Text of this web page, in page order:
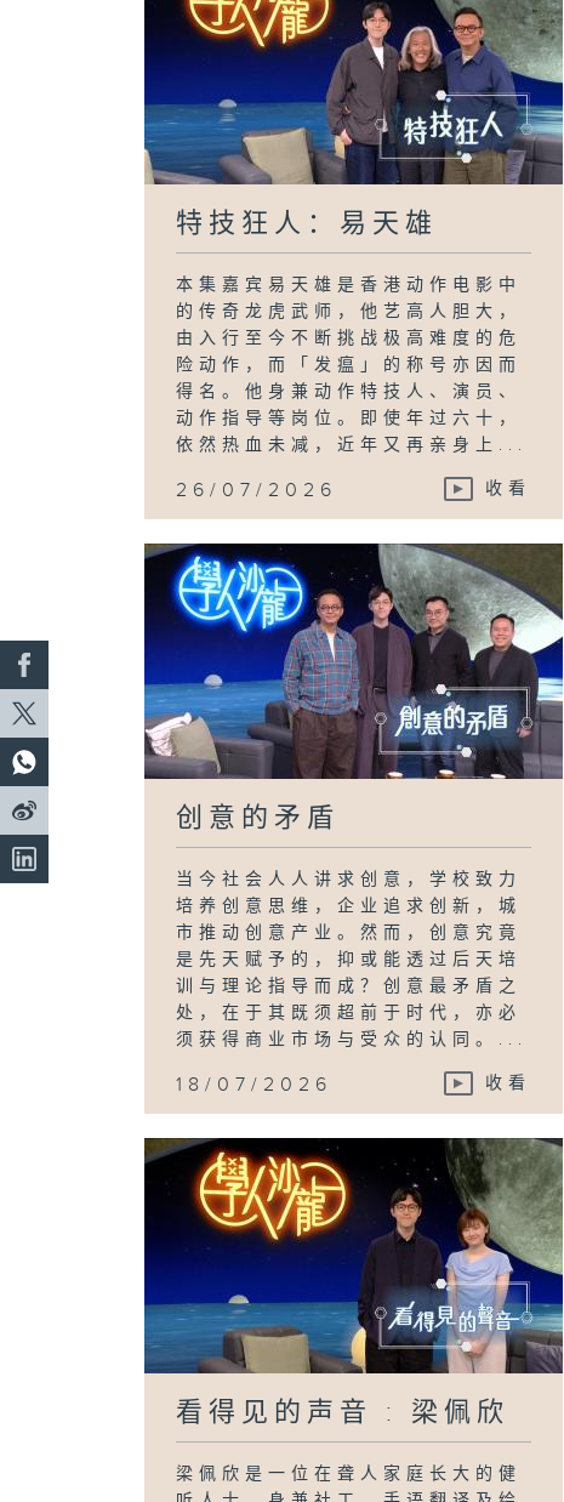
特技狂人：易天雄
本集嘉宾易天雄是香港动作电影中
的传奇龙虎武师，他艺高人胆大，
由入行至今不断挑战极高难度的危
险动作，而「发瘟」的称号亦因而
得名。他身兼动作特技人、演员、
动作指导等岗位。即使年过六十，
依然热血未减，近年又再亲身上...
26/07/2026 收看
创意的矛盾
当今社会人人讲求创意，学校致力
培养创意思维，企业追求创新，城
市推动创意产业。然而，创意究竟
是先天赋予的，抑或能透过后天培
训与理论指导而成？创意最矛盾之
处，在于其既须超前于时代，亦必
须获得商业市场与受众的认同。...
18/07/2026 收看
看得见的声音 : 梁佩欣
梁佩欣是一位在聋人家庭长大的健